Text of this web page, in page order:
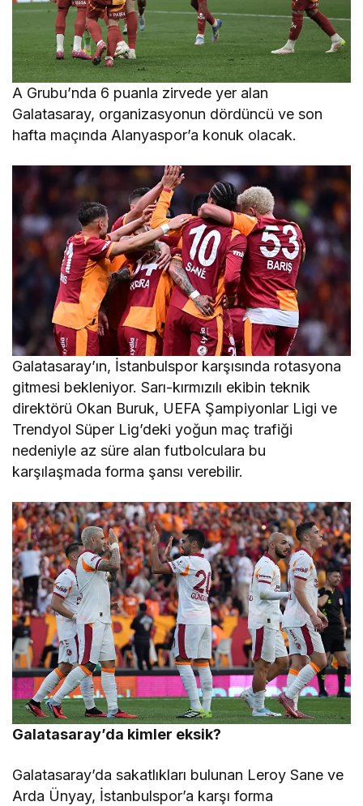
A Grubu’nda 6 puanla zirvede yer alan
Galatasaray, organizasyonun dördüncü ve son
hafta maçında Alanyaspor’a konuk olacak.
Galatasaray’ın, İstanbulspor karşısında rotasyona
gitmesi bekleniyor. Sarı-kırmızılı ekibin teknik
direktörü Okan Buruk, UEFA Şampiyonlar Ligi ve
Trendyol Süper Lig’deki yoğun maç trafiği
nedeniyle az süre alan futbolculara bu
karşılaşmada forma şansı verebilir.
Galatasaray’da kimler eksik?
Galatasaray’da sakatlıkları bulunan Leroy Sane ve
Arda Ünyay, İstanbulspor’a karşı forma